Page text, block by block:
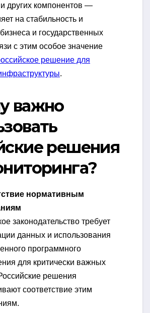
других компонентов —
на стабильность и
и государственных
с этим особое значение
решение для
.
важно
решения
нормативным
законодательство требует
данных и использования
программного
для критически важных
решения
соответствие этим